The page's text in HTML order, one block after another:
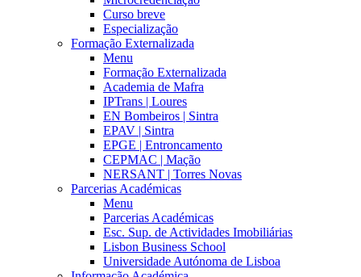
Curso breve
Especialização
Formação Externalizada
Menu
Formação Externalizada
Academia de Mafra
IPTrans | Loures
EN Bombeiros | Sintra
EPAV | Sintra
EPGE | Entroncamento
CEPMAC | Mação
NERSANT | Torres Novas
Parcerias Académicas
Menu
Parcerias Académicas
Esc. Sup. de Actividades Imobiliárias
Lisbon Business School
Universidade Autónoma de Lisboa